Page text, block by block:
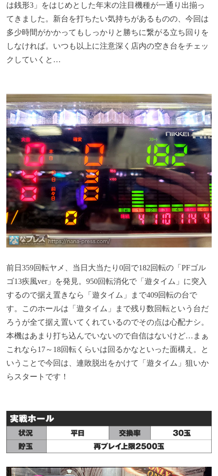
は銭形3」をはじめとした年末の注目機種が一通り出揃っ
てきました。新台を打ちたい気持ちがあるものの、今回は
多少時間がかかってもしっかりと勝ちに繋がる立ち回りを
しなければ。いつも以上に注意深く店内の空き台をチェッ
クしていくと…
前日359回転ヤメ、当日大当たり0回で182回転の「PFゴル
ゴ13疾風ver」を発見。950回転消化で「遊タイム」に突入
するので据え置きなら「遊タイム」まで409回転の台で
す。このホールは「遊タイム」まで残り数回転という台だ
ろうが全て据え置いてくれているのでその点は心配ナシ。
本機はあまり打ち込んでいないので自信はないけど…まぁ
これなら17～18回転くらいは回るかなといった面構え。と
いうことで今回は、連敗脱出をかけて「遊タイム」狙いか
らスタートです！